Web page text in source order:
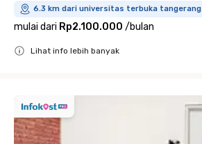
6.3 km dari universitas terbuka tangerang
mulai dari Rp2.100.000 /bulan
Lihat info lebih banyak